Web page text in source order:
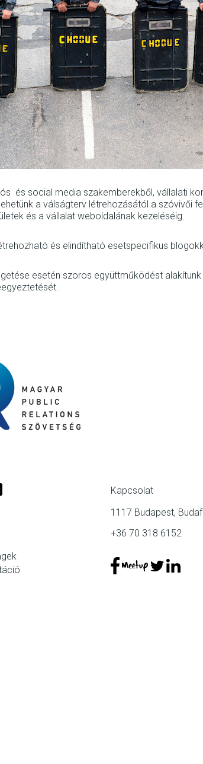
és social media szakemberekből, vállalati
a válságterv létrehozásától a szóvivői
és a vállalat weboldalának kezeléséig.
és elindítható esetspecifikus
esetén szoros együttműködést
Kapcsolat
1117 Budapest,
+36 70 318 6152